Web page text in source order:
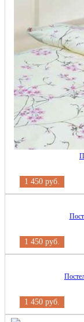
1 450 руб.
1 450 руб.
1 450 руб.